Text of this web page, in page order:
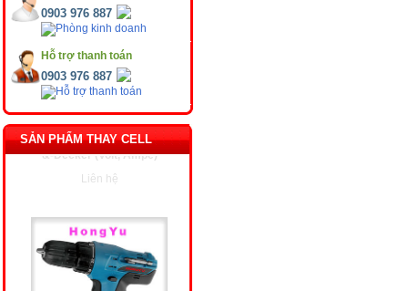
0903 976 887
Hỗ trợ thanh toán
0903 976 887
SẢN PHẨM THAY CELL